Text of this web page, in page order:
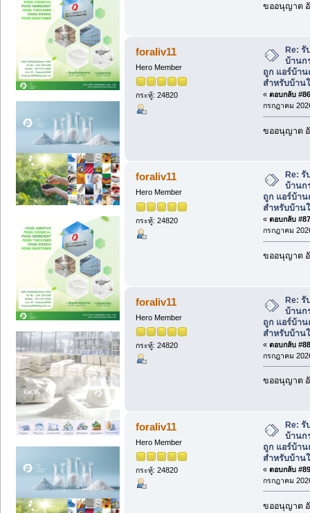
ขออนุญาต
foraliv11
Hero Member
กระทู้: 24820
Re: รั
บ้านก
ถูก แอร์บ้า
สำหรับบ้าน
« ตอบกลับ
กรกฎาคม
ขออนุญาต
foraliv11
Hero Member
กระทู้: 24820
Re: รั
บ้านก
ถูก แอร์บ้า
สำหรับบ้าน
« ตอบกลับ
กรกฎาคม
ขออนุญาต
foraliv11
Hero Member
กระทู้: 24820
Re: รั
บ้านก
ถูก แอร์บ้า
สำหรับบ้าน
« ตอบกลับ
กรกฎาคม
ขออนุญาต
foraliv11
Hero Member
กระทู้: 24820
Re: รั
บ้านก
ถูก แอร์บ้า
สำหรับบ้าน
« ตอบกลับ
กรกฎาคม
ขออนุญาต